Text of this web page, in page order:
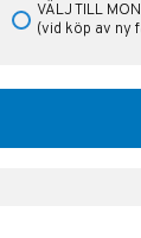
VÄLJ TILL
(vid köp av ny